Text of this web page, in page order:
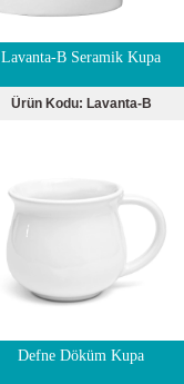
Lavanta-B Seramik Kupa
Ürün Kodu: Lavanta-B
Defne Döküm Kupa